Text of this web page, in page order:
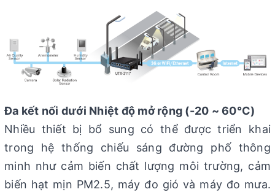
Đa kết nối dưới Nhiệt độ mở rộng (-20 ~ 60°C)
Nhiều thiết bị bổ sung có thể được triển khai
trong hệ thống chiếu sáng đường phố thông
minh như cảm biến chất lượng môi trường, cảm
biến hạt mịn PM2.5, máy đo gió và máy đo mưa.